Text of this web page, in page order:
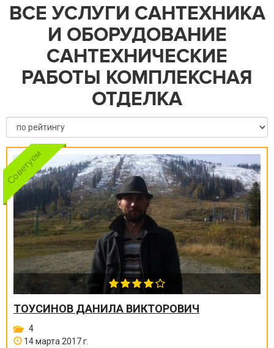
ВСЕ УСЛУГИ САНТЕХНИКА
И ОБОРУДОВАНИЕ
САНТЕХНИЧЕСКИЕ
РАБОТЫ КОМПЛЕКСНАЯ
ОТДЕЛКА
ТОУСИНОВ ДАНИЛА ВИКТОРОВИЧ
4
14 марта 2017 г.